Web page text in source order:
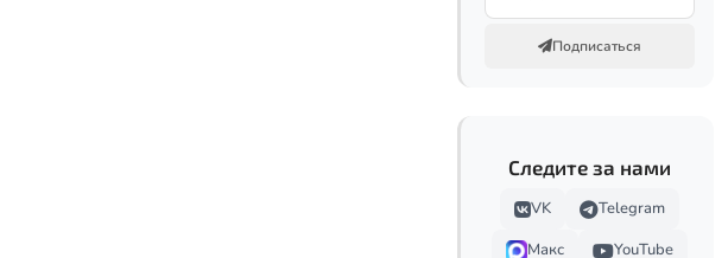
Подписаться
Следите за нами
VK
Telegram
Макс
YouTube